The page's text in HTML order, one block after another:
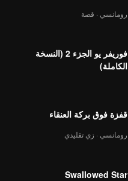
رومانسي · قصة
فوريفر يو الجزء 2 (النسخة
الكاملة)
قفزة فوق بركة العنقاء
رومانسي · زي تقليدي
Swallowed Star